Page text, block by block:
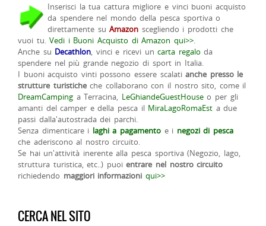
Inserisci la tua cattura migliore e vinci buoni acquisto
da spendere nel mondo della pesca sportiva o
direttamente suAmazon scegliendo i prodotti che
vuoi tu.Vedi i Buoni Acquisto di Amazon qui>>.
Anche su Decathlon, vinci e ricevi uncarta regalo da
spendere nel più grande negozio di sport in Italia.
I buoni acquisto vinti possono essere scalatianche presso le
strutture turisticheche collaborano con il nostro sito, come il
DreamCamping a Terracina, LeGhiandeGuestHouseo per gli
amanti del camper e della pesca il MiraLagoRomaEst a due
passi dalla'autostrada dei parchi.
Senza dimenticare i laghi a pagamento e i negozi di pesca
che aderiscono al nostro circuito.
Se hai un'attività inerente alla pesca sportiva (Negozio, lago,
struttura turistica, etc..) puoientrare nel nostro circuito
richiedendo maggiori informazioni qui>>
CERCA NEL SITO